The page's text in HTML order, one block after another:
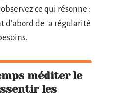
ce qui résonne :
d’abord de la régularité
méditer le
les